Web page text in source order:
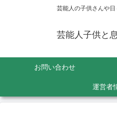
芸能人の子供さんや
芸能人子供と
お問い合わせ
運営者